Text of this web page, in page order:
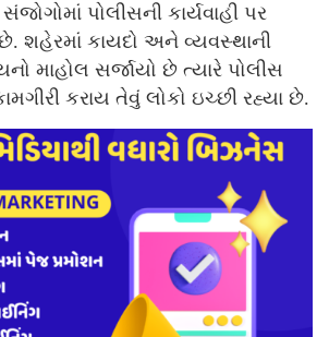
પોલીસની કાર્યવાહી પર
શહેરમાં કાયદો અને વ્યવસ્થાની
માહોલ સર્જાયો છે ત્યારે પોલીસ
કરાય તેવું લોકો ઇચ્છી રહ્યા છે.